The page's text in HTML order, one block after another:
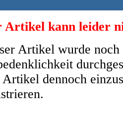
Artikel kann leider
Artikel wurde
Artikel dennoch